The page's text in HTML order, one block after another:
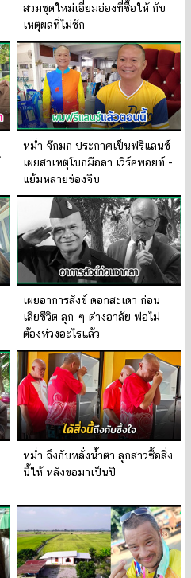
สวมชุดใหม่เอี่ยมอ่องที่ซื้อให้ กับ
เหตุผลที่ไม่ซัก
หม่ำ จ๊กมก ประกาศเป็นฟรีแลนซ์
เผยสาเหตุโบกมือลา เวิร์คพอยท์ -
แย้มหลายช่องจีบ
เผยอาการสังข์ ดอกสะเดา ก่อน
เสียชีวิต ลูก ๆ ต่างอาลัย พ่อไม่
ต้องห่วงอะไรแล้ว
หม่ำ ถึงกับหลั่งน้ำตา ลูกสาวซื้อสิ่ง
นี้ให้ หลังขอมาเป็นปี